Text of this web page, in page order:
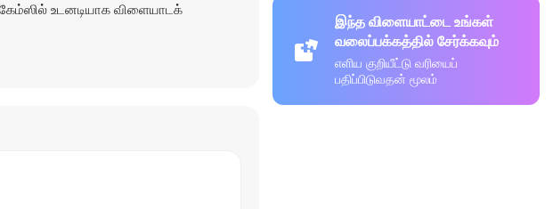
உடனடியாக விளையாடக்
இந்த விளையாட்டை உங்கள்
வலைப்பக்கத்தில் சேர்க்கவும்
எளிய குறியீட்டு வரியைப்
பதிப்பிடுவதன் மூலம்